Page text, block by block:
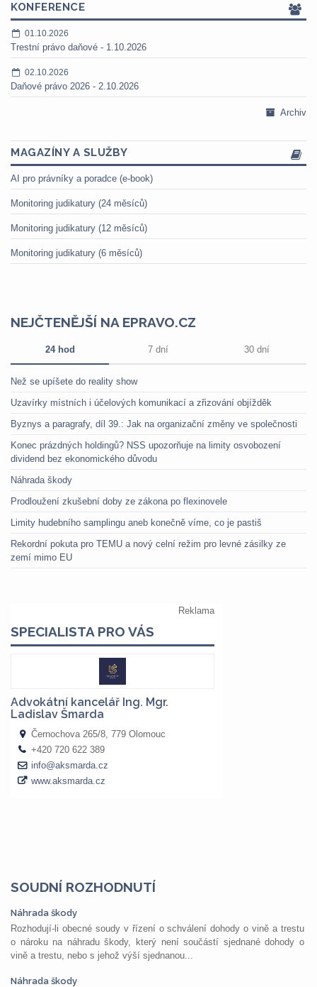
KONFERENCE
01.10.2026
Trestní právo daňové - 1.10.2026
02.10.2026
Daňové právo 2026 - 2.10.2026
Archiv
MAGAZÍNY A SLUŽBY
AI pro právníky a poradce (e-book)
Monitoring judikatury (24 měsíců)
Monitoring judikatury (12 měsíců)
Monitoring judikatury (6 měsíců)
NEJČTENĚJŠÍ NA EPRAVO.CZ
24 hod 7 dní 30 dní
Než se upíšete do reality show
Uzavírky místních i účelových komunikací a zřizování objížděk
Byznys a paragrafy, díl 39.: Jak na organizační změny ve společnosti
Konec prázdných holdingů? NSS upozorňuje na limity osvobození
dividend bez ekonomického důvodu
Náhrada škody
Prodloužení zkušební doby ze zákona po flexinovele
Limity hudebního samplingu aneb konečně víme, co je pastiš
Rekordní pokuta pro TEMU a nový celní režim pro levné zásilky ze
zemí mimo EU
SOUDNÍ ROZHODNUTÍ
Náhrada škody
Rozhodují-li obecné soudy v řízení o schválení dohody o vině a trestu
o nároku na náhradu škody, který není součástí sjednané dohody o
vině a trestu, nebo s jehož výší sjednanou...
Náhrada škody